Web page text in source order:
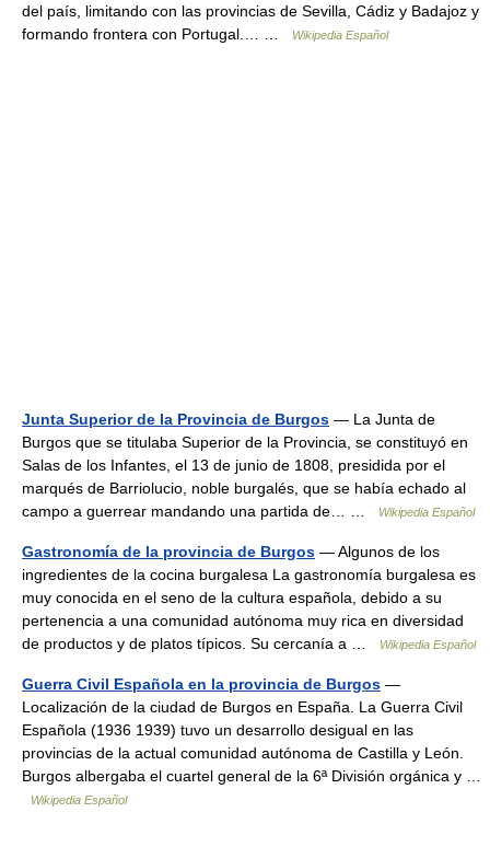
del país, limitando con las provincias de Sevilla, Cádiz y Badajoz y
formando frontera con Portugal.… …
Wikipedia Español
Junta Superior de la Provincia de Burgos — La Junta de
Burgos que se titulaba Superior de la Provincia, se constituyó en
Salas de los Infantes, el 13 de junio de 1808, presidida por el
marqués de Barriolucio, noble burgalés, que se había echado al
campo a guerrear mandando una partida de… …
Wikipedia Español
Gastronomía de la provincia de Burgos — Algunos de los
ingredientes de la cocina burgalesa La gastronomía burgalesa es
muy conocida en el seno de la cultura española, debido a su
pertenencia a una comunidad autónoma muy rica en diversidad
de productos y de platos típicos. Su cercanía a …
Wikipedia Español
Guerra Civil Española en la provincia de Burgos —
Localización de la ciudad de Burgos en España. La Guerra Civil
Española (1936 1939) tuvo un desarrollo desigual en las
provincias de la actual comunidad autónoma de Castilla y León.
Burgos albergaba el cuartel general de la 6ª División orgánica y …
Wikipedia Español